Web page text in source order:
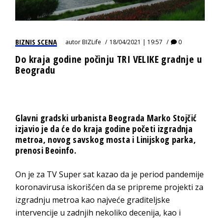
BIZNIS SCENA autorBIZLife 18/04/2021 | 19:57 0
Do kraja godine počinju TRI VELIKE gradnje u
Beogradu
Glavni gradski urbanista Beograda Marko Stojčić
izjavio je da će do kraja godine početi izgradnja
metroa, novog savskog mosta i Linijskog parka,
prenosi Beoinfo.
On je za TV Super sat kazao da je period pandemije
koronavirusa iskorišćen da se pripreme projekti za
izgradnju metroa kao najveće graditeljske
intervencije u zadnjih nekoliko decenija, kao i